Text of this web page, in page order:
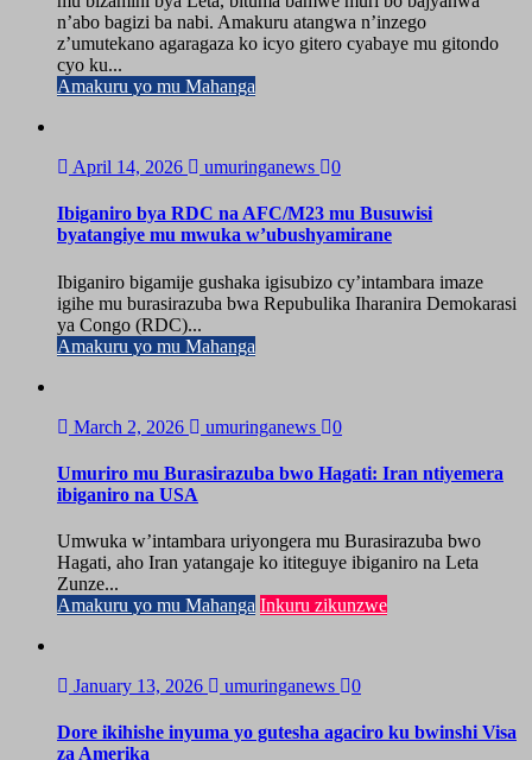
n’abo bagizi ba nabi. Amakuru atangwa n’inzego
z’umutekano agaragaza ko icyo gitero cyabaye mu gitondo
cyo ku...
Amakuru yo mu Mahanga
April 14, 2026 umuringanews 0
Ibiganiro bya RDC na AFC/M23 mu Busuwisi
byatangiye mu mwuka w’ubushyamirane
Ibiganiro bigamije gushaka igisubizo cy’intambara imaze
igihe mu burasirazuba bwa Repubulika Iharanira Demokarasi
ya Congo (RDC)...
Amakuru yo mu Mahanga
March 2, 2026 umuringanews 0
Umuriro mu Burasirazuba bwo Hagati: Iran ntiyemera
ibiganiro na USA
Umwuka w’intambara uriyongera mu Burasirazuba bwo
Hagati, aho Iran yatangaje ko ititeguye ibiganiro na Leta
Zunze...
Amakuru yo mu Mahanga Inkuru zikunzwe
January 13, 2026 umuringanews 0
Dore ikihishe inyuma yo gutesha agaciro ku bwinshi Visa
za Amerika